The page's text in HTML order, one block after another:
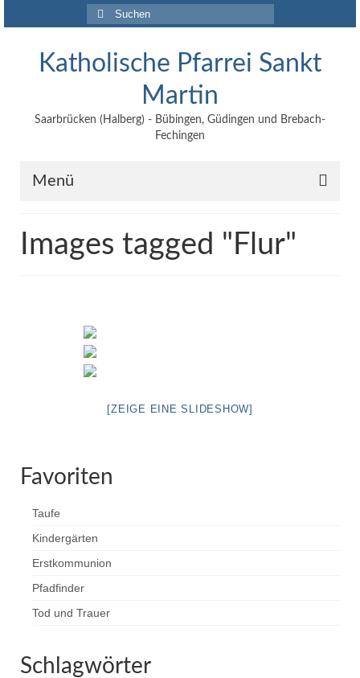
Suchen
nach:
Katholische Pfarrei Sankt
Martin
Saarbrücken (Halberg) - Bübingen, Güdingen und Brebach-
Fechingen
Menü
Veröffentlichungen
Impressum
Maltische für Kinder
Images tagged "Flur"
[ZEIGE EINE SLIDESHOW]
Favoriten
Taufe
Kindergärten
Erstkommunion
Pfadfinder
Tod und Trauer
Schlagwörter